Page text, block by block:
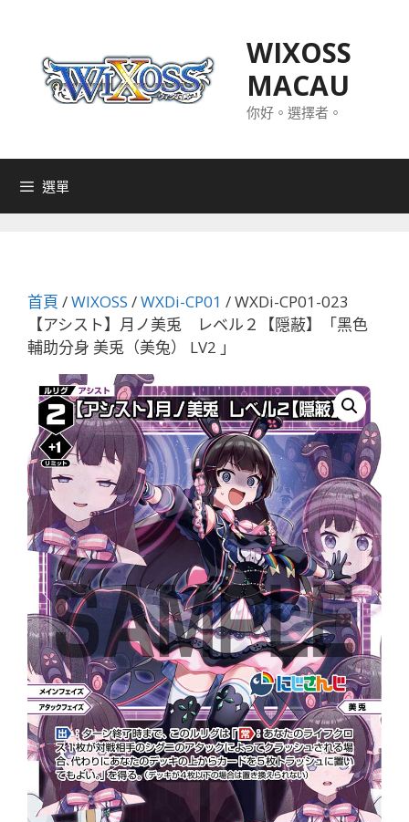
WIXOSS
MACAU
你好。選擇者。
選單
首頁 /WIXOSS /WXDi-CP01 / WXDi-CP01-023
【アシスト】月ノ美兎 レベル２【隠蔽】「黑色
輔助分身 美兎（美兔） LV2 」